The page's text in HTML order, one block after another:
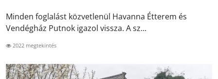
Minden foglalást közvetlenül Havanna Étterem és
Vendégház Putnok igazol vissza. A sz...
2022 megtekintés